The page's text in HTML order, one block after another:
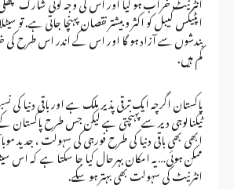
اپٹیکس کیبل کو اکثر و بیشتر نقصان پہنچا جاتی ہے. تو
بندشوں سے آزاد ہو گا اور اس کے اندر اس طرح کی
کم ہیں.
پاکستان اگرچہ ایک ترقی پذیر ملک ہے اور باقی
ٹیکنالوجی دیر سے پہنچتی ہے لیکن جس طرح
ابھی بھی باقی دنیا کی طرح فورجی کی سہولت ، جدید
ممکن ہوئی… یہ امکان بہرحال کیا جا سکتا ہے کہ اس
انٹرنیٹ کی سہولت بھی بہتر ہو سکے.